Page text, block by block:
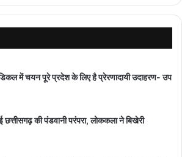
में चयन पूरे प्रदेश के लिए है प्रेरणादायी उदाहरण- उप
की पंडवानी परंपरा, लोककला ने बिखेरी